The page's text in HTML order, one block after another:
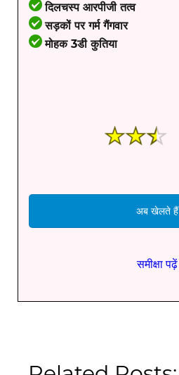
दिलचस्प आरपीजी तत्व
सड़कों पर गर्म गैंगवार
मोहक 3डी कुतिया
अब खेलते हैं
समीक्षा पढ़ें